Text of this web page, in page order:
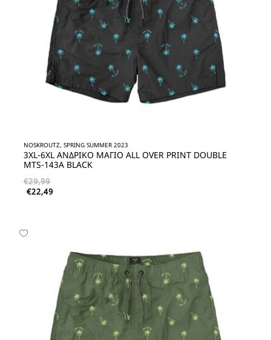
NOSKROUTZ, SPRING SUMMER 2023
3XL-6XL ΑΝΔΡΙΚΟ ΜΑΓΙΟ ALL OVER PRINT DOUBLE
MTS-143A BLACK
€29,99
€22,49